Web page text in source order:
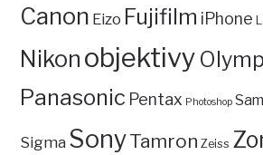
Canon Eizo Fujifilm iPhone
Nikon objektivy
Panasonic Pentax Photoshop
Sigma SonyTamron Zeiss